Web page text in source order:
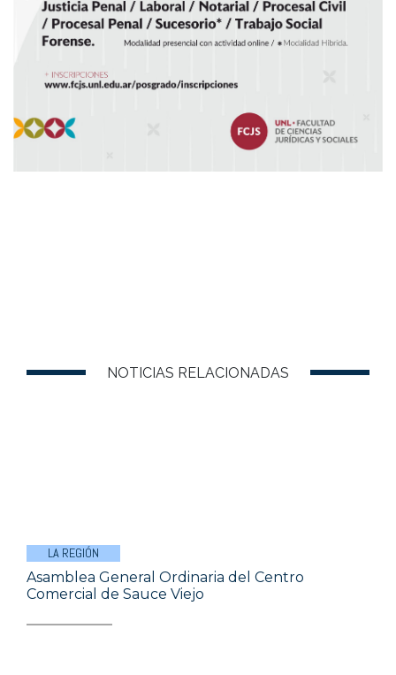
NOTICIAS RELACIONADAS
LA REGIÓN
Asamblea General Ordinaria del Centro
Comercial de Sauce Viejo